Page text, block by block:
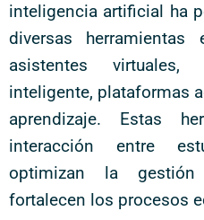
inteligencia artificial ha
diversas herramientas
asistentes
inteligente, plataformas
aprendizaje. Estas
interacción entre
optimizan la
fortalecen los procesos